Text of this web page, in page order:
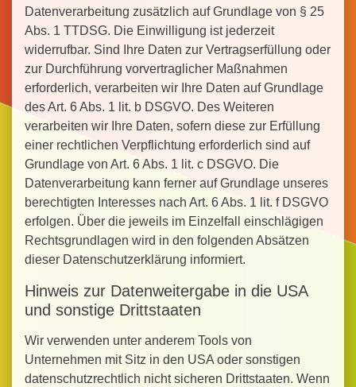
Datenverarbeitung zusätzlich auf Grundlage von § 25
Abs. 1 TTDSG. Die Einwilligung ist jederzeit
widerrufbar. Sind Ihre Daten zur Vertragserfüllung oder
zur Durchführung vorvertraglicher Maßnahmen
erforderlich, verarbeiten wir Ihre Daten auf Grundlage
des Art. 6 Abs. 1 lit. b DSGVO. Des Weiteren
verarbeiten wir Ihre Daten, sofern diese zur Erfüllung
einer rechtlichen Verpflichtung erforderlich sind auf
Grundlage von Art. 6 Abs. 1 lit. c DSGVO. Die
Datenverarbeitung kann ferner auf Grundlage unseres
berechtigten Interesses nach Art. 6 Abs. 1 lit. f DSGVO
erfolgen. Über die jeweils im Einzelfall einschlägigen
Rechtsgrundlagen wird in den folgenden Absätzen
dieser Datenschutzerklärung informiert.
Hinweis zur Datenweitergabe in die USA
und sonstige Drittstaaten
Wir verwenden unter anderem Tools von
Unternehmen mit Sitz in den USA oder sonstigen
datenschutzrechtlich nicht sicheren Drittstaaten. Wenn